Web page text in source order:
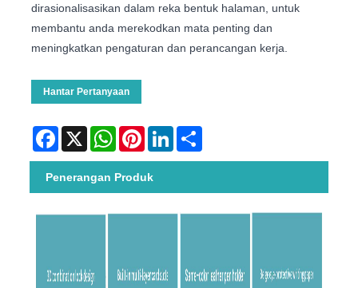
dirasionalisasikan dalam reka bentuk halaman, untuk
membantu anda merekodkan mata penting dan
meningkatkan pengaturan dan perancangan kerja.
Hantar Pertanyaan
Facebook
X WhatsAppPinterestLinkedIn
Penerangan Produk